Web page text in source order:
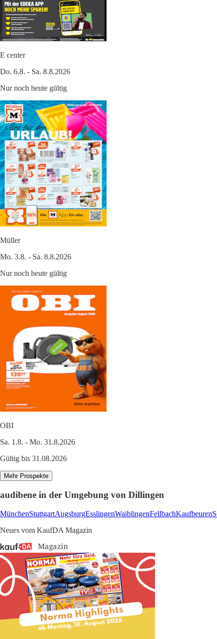
E center
Do. 6.8. - Sa. 8.8.2026
Nur noch heute gültig
Müller
Mo. 3.8. - Sa. 8.8.2026
Nur noch heute gültig
OBI
Sa. 1.8. - Mo. 31.8.2026
Gültig bis 31.08.2026
Mehr Prospekte
audibene in der Umgebung von Dillingen
MünchenStuttgartAugsburgEsslingenWaiblingenFellbachKaufbeuren
Neues vom KaufDA Magazin